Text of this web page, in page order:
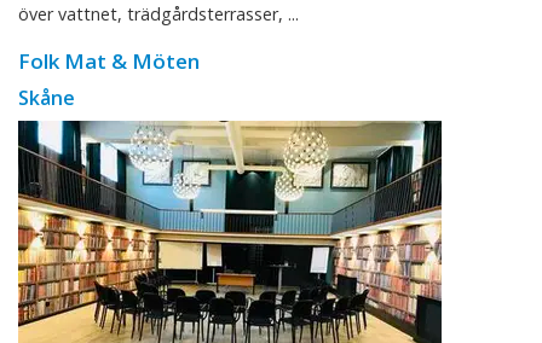
över vattnet, trädgårdsterrasser, ...
Folk Mat & Möten
Skåne